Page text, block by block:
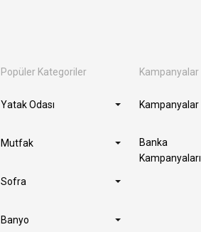
Popüler Kategoriler
Yatak Odası
Mutfak
Sofra
Banyo
Kampanyalar
Kampanyalar
Banka
Kampanyaları